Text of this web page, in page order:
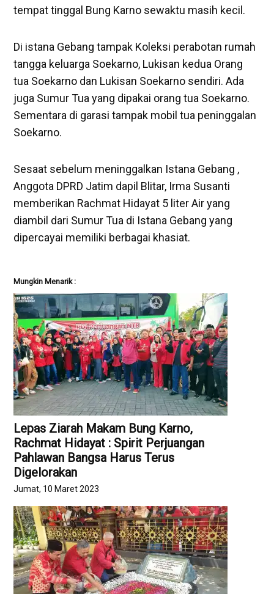
tempat tinggal Bung Karno sewaktu masih kecil.
Di istana Gebang tampak Koleksi perabotan rumah
tangga keluarga Soekarno, Lukisan kedua Orang
tua Soekarno dan Lukisan Soekarno sendiri. Ada
juga Sumur Tua yang dipakai orang tua Soekarno.
Sementara di garasi tampak mobil tua peninggalan
Soekarno.
Sesaat sebelum meninggalkan Istana Gebang ,
Anggota DPRD Jatim dapil Blitar, Irma Susanti
memberikan Rachmat Hidayat 5 liter Air yang
diambil dari Sumur Tua di Istana Gebang yang
dipercayai memiliki berbagai khasiat.
Mungkin Menarik :
Lepas Ziarah Makam Bung Karno,
Rachmat Hidayat : Spirit Perjuangan
Pahlawan Bangsa Harus Terus
Digelorakan
Jumat, 10 Maret 2023